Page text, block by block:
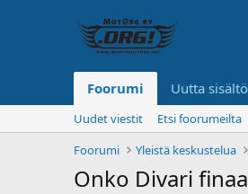
Foorumi Uutta
Uudet viestit Etsi foorumeilta
Foorumi
Yleistä keskustelua
Onko Divari